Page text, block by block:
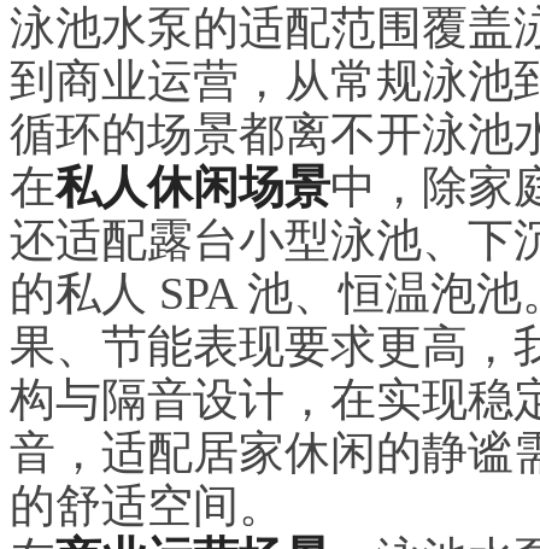
泳池水泵的适配范围覆盖
到商业运营，从常规泳池
循环的场景都离不开泳池
在私人休闲场景中，除家
还适配露台小型泳池、下
的私人 SPA 池、恒温泡
果、节能表现要求更高，
构与隔音设计，在实现稳
音，适配居家休闲的静谧
的舒适空间。